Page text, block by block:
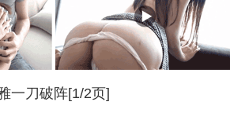
一刀破阵[1/2页]